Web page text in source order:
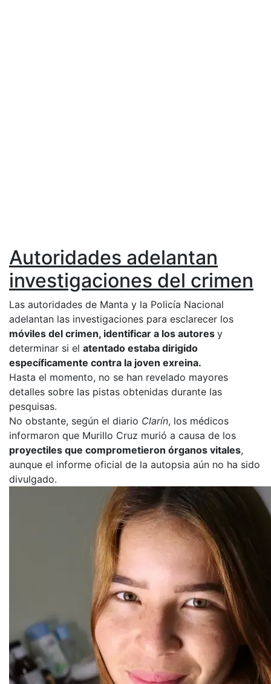
Autoridades adelantan
investigaciones del crimen
Las autoridades de Manta y la Policía Nacional
adelantan las investigaciones para esclarecer los
móviles del crimen, identificar a los autores y
determinar si el atentado estaba dirigido
específicamente contra la joven exreina.
Hasta el momento, no se han revelado mayores
detalles sobre las pistas obtenidas durante las
pesquisas.
No obstante, según el diario Clarín, los médicos
informaron que Murillo Cruz murió a causa de los
proyectiles que comprometieron órganos vitales,
aunque el informe oficial de la autopsia aún no ha sido
divulgado.